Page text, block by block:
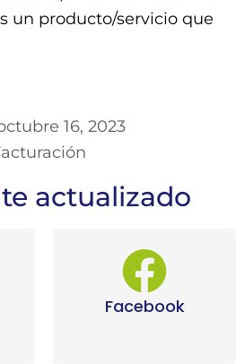
un producto/servicio que
16, 2023
actualizado
Facebook